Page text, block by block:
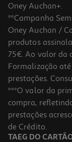
Oney Auchan+.
**Campanha
Oney Auchan /
produtos
75€. Ao valor da
Formalização
prestações.
***O valor da
compra,
prestações
de Crédito.
TAEG DO